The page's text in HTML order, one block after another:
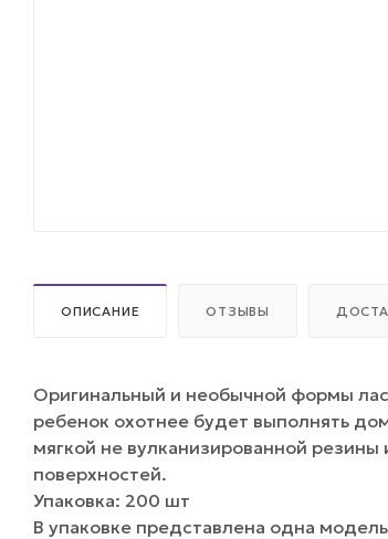
ОПИСАНИЕ ОТЗЫВЫ
Оригинальный и необычной формы
ребенок охотнее будет выполнять
мягкой не вулканизированной
поверхностей.
Упаковка: 200 шт
В упаковке представлена одна